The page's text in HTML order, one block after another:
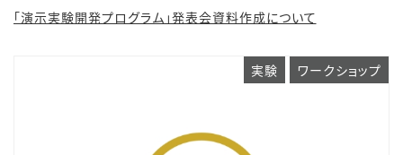
「演示実験開発プログラム」発表会資料作成について
実験 ワークショップ